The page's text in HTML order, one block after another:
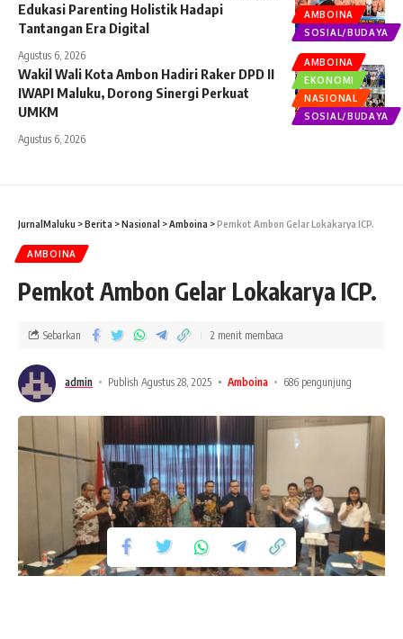
AMBOINA
SOSIAL/BUDAYA
Edukasi Parenting Holistik Hadapi
Tantangan Era Digital
Agustus 6, 2026
AMBOINA
EKONOMI
NASIONAL
SOSIAL/BUDAYA
Wakil Wali Kota Ambon Hadiri Raker DPD II
IWAPI Maluku, Dorong Sinergi Perkuat
UMKM
Agustus 6, 2026
JurnalMaluku >Berita >Nasional >Amboina >Pemkot Ambon Gelar Lokakarya ICP.
AMBOINA
Pemkot Ambon Gelar Lokakarya ICP.
admin Publish Agustus 28, 2025 Amboina 686 pengunjung
Sebarkan 2 menit membaca